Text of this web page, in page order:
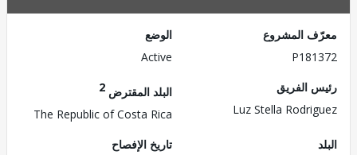
المشروع
الفريق
Luz Stella
البلد المقترض
The Republic of Costa Rica
تاريخ الإفصاح